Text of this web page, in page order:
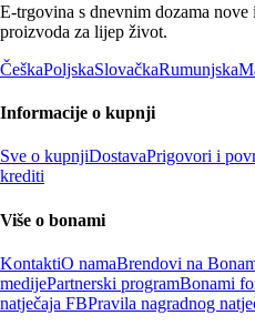
E-trgovina s dnevnim dozama
proizvoda za lijep život.
ČeškaPoljskaSlovačkaRumunjska
Informacije o kupnji
Sve o kupnjiDostavaPrigovori i
krediti
Više o bonami
KontaktiO namaBrendovi na
medijePartnerski programBonami
natječaja FBPravila nagradnog